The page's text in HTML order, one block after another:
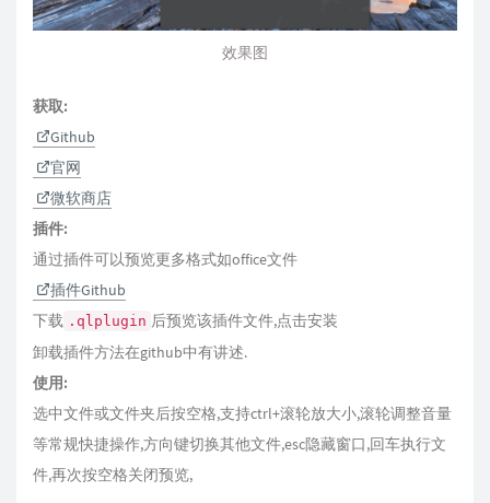
效果图
获取:
Github
官网
微软商店
插件:
通过插件可以预览更多格式如office文件
插件Github
下载 .qlplugin 后预览该插件文件,点击安装
卸载插件方法在github中有讲述.
使用:
选中文件或文件夹后按空格,支持ctrl+滚轮放大小,滚轮调整音量
等常规快捷操作,方向键切换其他文件,esc隐藏窗口,回车执行文
件,再次按空格关闭预览,